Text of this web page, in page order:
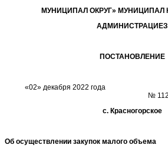
МУНИЦИПАЛ ОКРУГ»
АДМИНИСТРАЦИЕЗ
ПОСТАНОВЛЕНИЕ
«02» декабря
№
с. Красногорское
Об осуществлении закупок малого объема